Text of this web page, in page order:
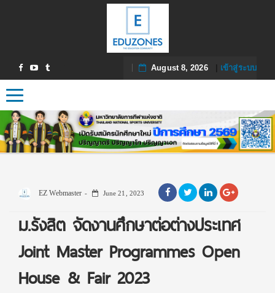
August 8, 2026| เข้าสู่ระบบ
Toggle navigation
EZ Webmaster June 21, 2023
ม.รังสิต จัดงานศึกษาต่อต่างประเทศ
Joint Master Programmes Open
House & Fair 2023